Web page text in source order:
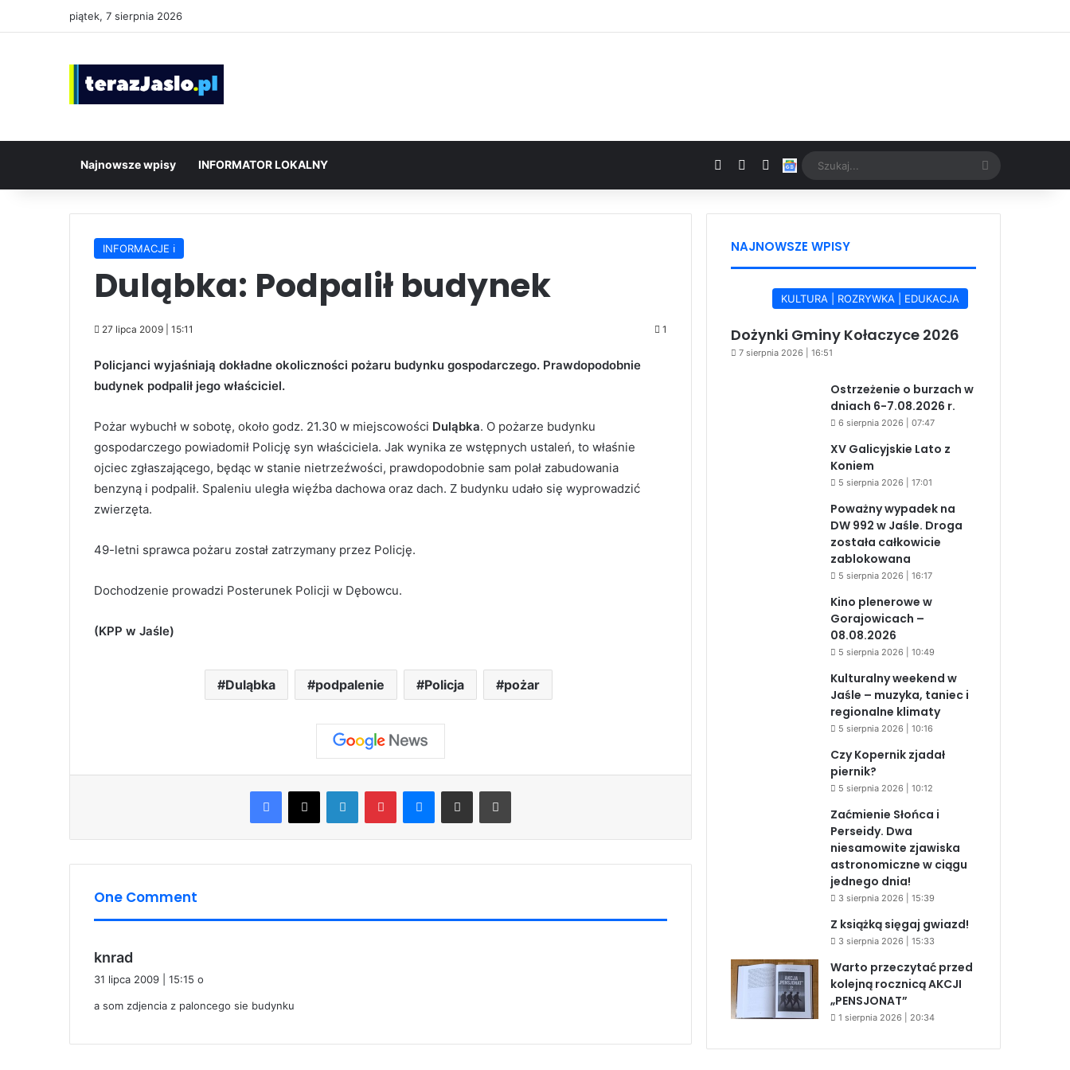
piątek, 7 sierpnia 2026
Najnowsze wpisy INFORMATOR LOKALNY Facebook YouTubeGoogle News Szukaj...
INFORMACJE ℹ️
Duląbka: Podpalił budynek
27 lipca 2009 | 15:11 1
Policjanci wyjaśniają dokładne okoliczności pożaru budynku gospodarczego. Prawdopodobnie
budynek podpalił jego właściciel.
Pożar wybuchł w sobotę, około godz. 21.30 w miejscowości Duląbka. O pożarze budynku
gospodarczego powiadomił Policję syn właściciela. Jak wynika ze wstępnych ustaleń, to właśnie
ojciec zgłaszającego, będąc w stanie nietrzeźwości, prawdopodobnie sam polał zabudowania
benzyną i podpalił. Spaleniu uległa więźba dachowa oraz dach. Z budynku udało się wyprowadzić
zwierzęta.
49-letni sprawca pożaru został zatrzymany przez Policję.
Dochodzenie prowadzi Posterunek Policji w Dębowcu.
(KPP w Jaśle)
Duląbka podpalenie Policja pożar
Facebook
X LinkedInPinterestMessenger
Share via Email Print
One Comment
knrad
z
:
31 lipca 2009 | 15:15 o
a som zdjencia z paloncego sie budynku
NAJNOWSZE WPISY
KULTURA | ROZRYWKA | EDUKACJA
Dożynki Gminy Kołaczyce 2026
7 sierpnia 2026 | 16:51
Ostrzeżenie o burzach w
dniach 6-7.08.2026 r.
6 sierpnia 2026 | 07:47
XV Galicyjskie Lato z
Koniem
5 sierpnia 2026 | 17:01
Poważny wypadek na
DW 992 w Jaśle. Droga
została całkowicie
zablokowana
5 sierpnia 2026 | 16:17
Kino plenerowe w
Gorajowicach –
08.08.2026
5 sierpnia 2026 | 10:49
Kulturalny weekend w
Jaśle – muzyka, taniec i
regionalne klimaty
5 sierpnia 2026 | 10:16
Czy Kopernik zjadał
piernik?
5 sierpnia 2026 | 10:12
Zaćmienie Słońca i
Perseidy. Dwa
niesamowite zjawiska
astronomiczne w ciągu
jednego dnia!
3 sierpnia 2026 | 15:39
Z książką sięgaj gwiazd!
3 sierpnia 2026 | 15:33
Warto przeczytać przed
kolejną rocznicą AKCJI
„PENSJONAT”
1 sierpnia 2026 | 20:34